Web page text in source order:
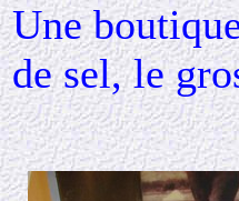
Une
de sel, le